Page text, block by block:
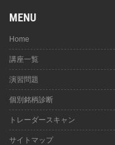
MENU
Home
講座一覧
演習問題
個別銘柄診断
トレーダースキャン
サイトマップ